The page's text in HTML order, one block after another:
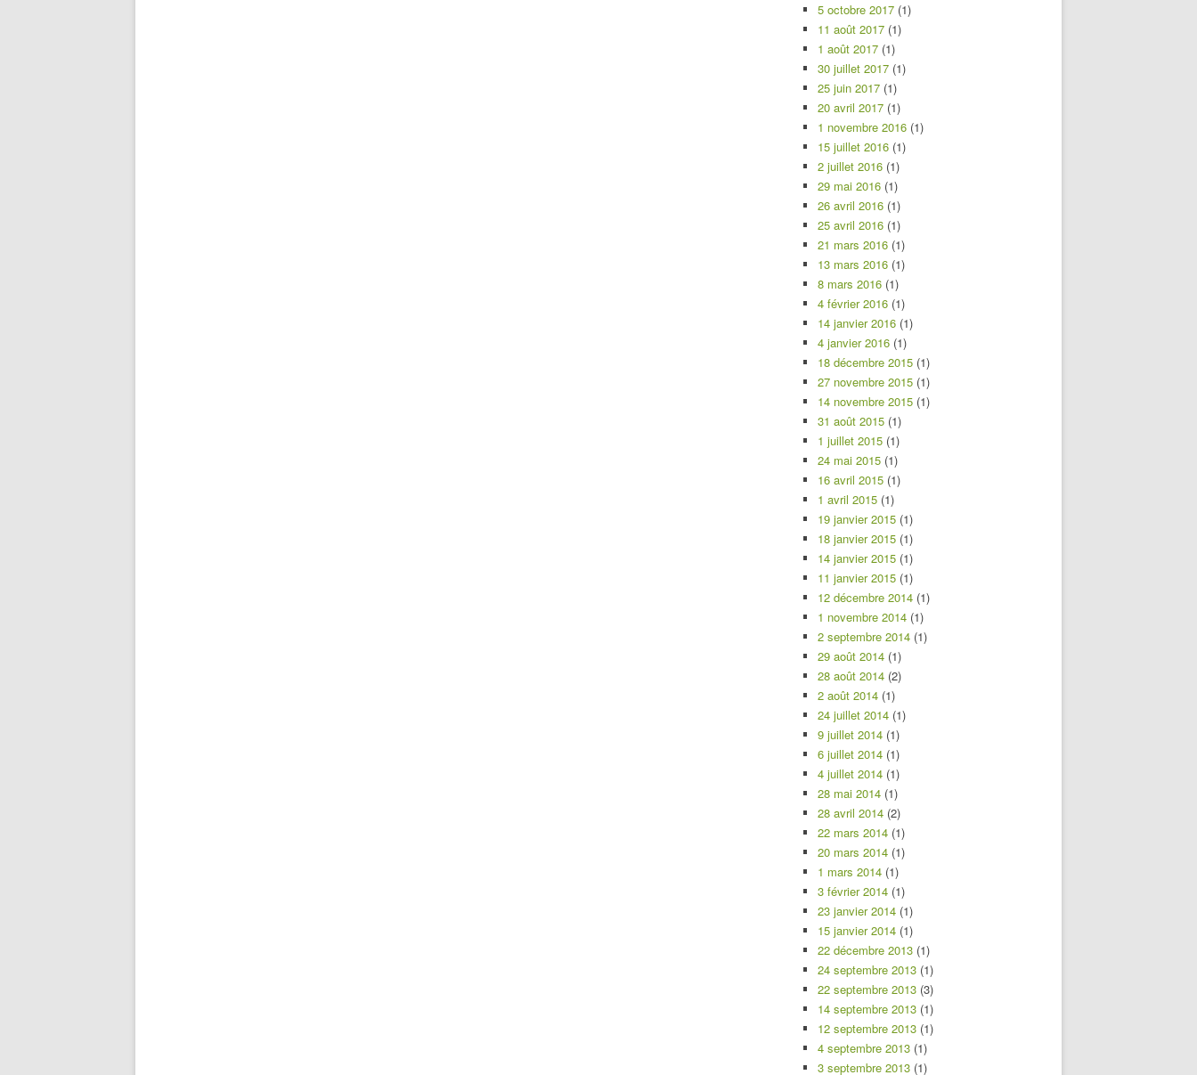
5 octobre 2017 (1)
11 août 2017 (1)
1 août 2017 (1)
30 juillet 2017 (1)
25 juin 2017 (1)
20 avril 2017 (1)
1 novembre 2016 (1)
15 juillet 2016 (1)
2 juillet 2016 (1)
29 mai 2016 (1)
26 avril 2016 (1)
25 avril 2016 (1)
21 mars 2016 (1)
13 mars 2016 (1)
8 mars 2016 (1)
4 février 2016 (1)
14 janvier 2016 (1)
4 janvier 2016 (1)
18 décembre 2015 (1)
27 novembre 2015 (1)
14 novembre 2015 (1)
31 août 2015 (1)
1 juillet 2015 (1)
24 mai 2015 (1)
16 avril 2015 (1)
1 avril 2015 (1)
19 janvier 2015 (1)
18 janvier 2015 (1)
14 janvier 2015 (1)
11 janvier 2015 (1)
12 décembre 2014 (1)
1 novembre 2014 (1)
2 septembre 2014 (1)
29 août 2014 (1)
28 août 2014 (2)
2 août 2014 (1)
24 juillet 2014 (1)
9 juillet 2014 (1)
6 juillet 2014 (1)
4 juillet 2014 (1)
28 mai 2014 (1)
28 avril 2014 (2)
22 mars 2014 (1)
20 mars 2014 (1)
1 mars 2014 (1)
3 février 2014 (1)
23 janvier 2014 (1)
15 janvier 2014 (1)
22 décembre 2013 (1)
24 septembre 2013 (1)
22 septembre 2013 (3)
14 septembre 2013 (1)
12 septembre 2013 (1)
4 septembre 2013 (1)
3 septembre 2013 (1)